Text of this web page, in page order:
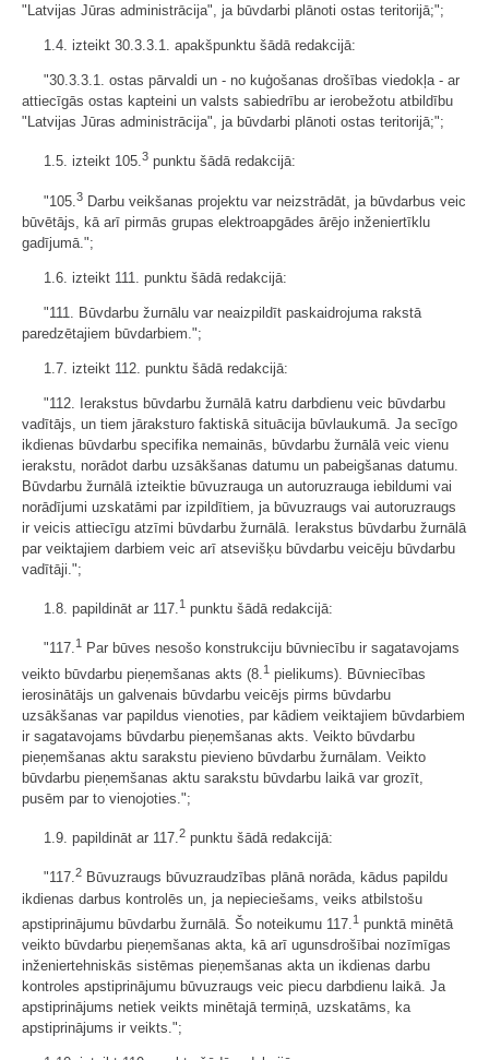
"Latvijas Jūras administrācija", ja būvdarbi plānoti ostas teritorijā;";
1.4. izteikt 30.3.3.1. apakšpunktu šādā redakcijā:
"30.3.3.1. ostas pārvaldi un - no kuģošanas drošības viedokļa - ar
attiecīgās ostas kapteini un valsts sabiedrību ar ierobežotu atbildību
"Latvijas Jūras administrācija", ja būvdarbi plānoti ostas teritorijā;";
1.5. izteikt 105.3 punktu šādā redakcijā:
"105. 3 Darbu veikšanas projektu var neizstrādāt, ja būvdarbus veic
būvētājs, kā arī pirmās grupas elektroapgādes ārējo inženiertīklu
gadījumā.";
1.6. izteikt 111. punktu šādā redakcijā:
"111. Būvdarbu žurnālu var neaizpildīt paskaidrojuma rakstā
paredzētajiem būvdarbiem.";
1.7. izteikt 112. punktu šādā redakcijā:
"112. Ierakstus būvdarbu žurnālā katru darbdienu veic būvdarbu
vadītājs, un tiem jāraksturo faktiskā situācija būvlaukumā. Ja secīgo
ikdienas būvdarbu specifika nemainās, būvdarbu žurnālā veic vienu
ierakstu, norādot darbu uzsākšanas datumu un pabeigšanas datumu.
Būvdarbu žurnālā izteiktie būvuzrauga un autoruzrauga iebildumi vai
norādījumi uzskatāmi par izpildītiem, ja būvuzraugs vai autoruzraugs
ir veicis attiecīgu atzīmi būvdarbu žurnālā. Ierakstus būvdarbu žurnālā
par veiktajiem darbiem veic arī atsevišķu būvdarbu veicēju būvdarbu
vadītāji.";
1.8. papildināt ar 117.1 punktu šādā redakcijā:
"117.1
Par būves nesošo konstrukciju būvniecību ir sagatavojams
veikto būvdarbu pieņemšanas akts (8. 1 pielikums). Būvniecības
ierosinātājs un galvenais būvdarbu veicējs pirms būvdarbu
uzsākšanas var papildus vienoties, par kādiem veiktajiem būvdarbiem
ir sagatavojams būvdarbu pieņemšanas akts. Veikto būvdarbu
pieņemšanas aktu sarakstu pievieno būvdarbu žurnālam. Veikto
būvdarbu pieņemšanas aktu sarakstu būvdarbu laikā var grozīt,
pusēm par to vienojoties.";
1.9. papildināt ar 117.2 punktu šādā redakcijā:
"117.2 Būvuzraugs būvuzraudzības plānā norāda, kādus papildu
ikdienas darbus kontrolēs un, ja nepieciešams, veiks atbilstošu
apstiprinājumu būvdarbu žurnālā. Šo noteikumu 117. 1 punktā minētā
veikto būvdarbu pieņemšanas akta, kā arī ugunsdrošībai nozīmīgas
inženiertehniskās sistēmas pieņemšanas akta un ikdienas darbu
kontroles apstiprinājumu būvuzraugs veic piecu darbdienu laikā. Ja
apstiprinājums netiek veikts minētajā termiņā, uzskatāms, ka
apstiprinājums ir veikts.";